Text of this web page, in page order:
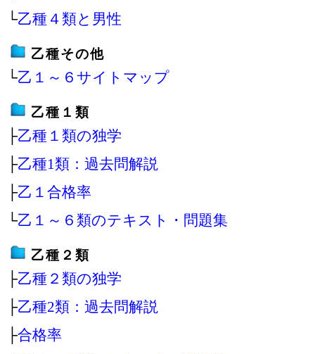
└乙種４類と男性
乙種その他
└乙１～６サイトマップ
乙種１類
├乙種１類の独学
├乙種1類：過去問解説
├乙１合格率
└乙１～６類のテキスト・問題集
乙種２類
├乙種２類の独学
├乙種2類：過去問解説
├合格率